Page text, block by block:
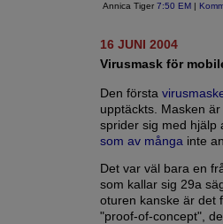
Annica Tiger 7:50 EM |
16 JUNI 2004
Virusmask för
Den första
upptäckts. Masken
sprider sig med hjälp
som av många inte
Det var väl bara en
som kallar sig 29a
oturen kanske är det
"proof-of-concept",